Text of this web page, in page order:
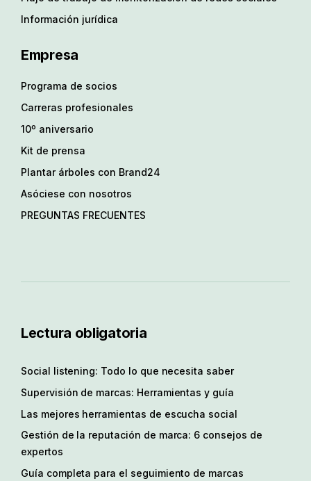
Información jurídica
Empresa
Programa de socios
Carreras profesionales
10º aniversario
Kit de prensa
Plantar árboles con Brand24
Asóciese con nosotros
PREGUNTAS FRECUENTES
Lectura obligatoria
Social listening: Todo lo que necesita saber
Supervisión de marcas: Herramientas y guía
Las mejores herramientas de escucha social
Gestión de la reputación de marca: 6 consejos de
expertos
Guía completa para el seguimiento de marcas